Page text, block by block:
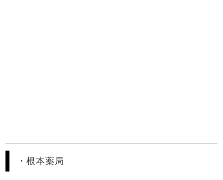
・根本薬局